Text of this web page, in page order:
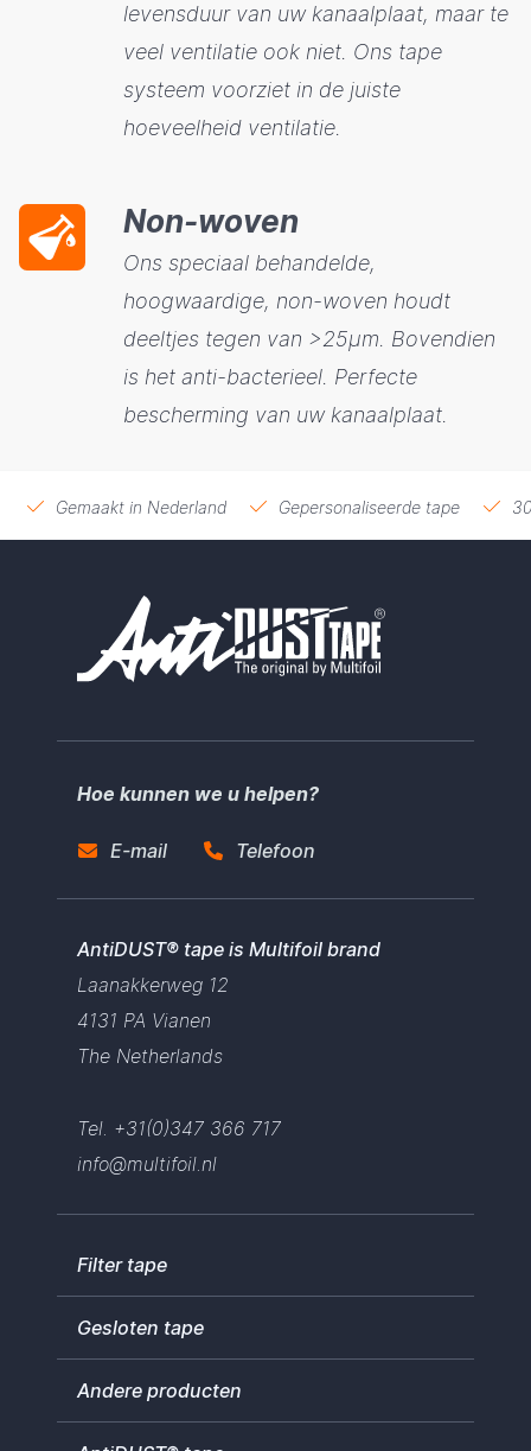
levensduur van uw kanaalplaat, maar te
veel ventilatie ook niet. Ons tape
systeem voorziet in de juiste
hoeveelheid ventilatie.
Non-woven
Ons speciaal behandelde,
hoogwaardige, non-woven houdt
deeltjes tegen van >25µm. Bovendien
is het anti-bacterieel. Perfecte
bescherming van uw kanaalplaat.
Gemaakt in Nederland Gepersonaliseerde tape
Hoe kunnen we u helpen?
E-mail Telefoon
AntiDUST® tape is Multifoil brand
Laanakkerweg 12
4131 PA Vianen
The Netherlands
Tel. +31(0)347 366 717
info@multifoil.nl
Filter tape
Gesloten tape
Andere producten